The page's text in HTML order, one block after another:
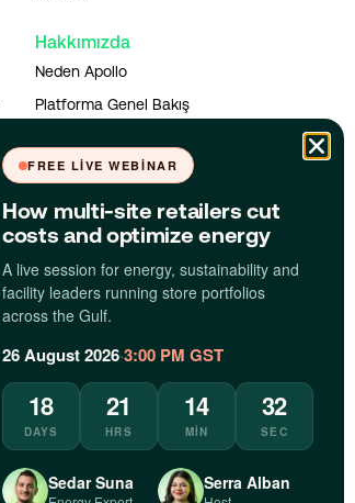
Hakkımızda
Neden Apollo
Platforma Genel Bakış
FREE LIVE WEBINAR
How multi-site retailers cut
costs and optimize energy
A live session for energy, sustainability and
facility leaders running store portfolios
across the Gulf.
26 August 2026·3:00 PM GST
18
DAYS
21
HRS
14
MIN
32
SEC
Sedar Suna Serra Alban